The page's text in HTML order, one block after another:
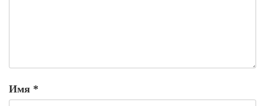
Имя *